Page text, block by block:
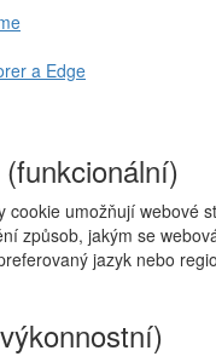
a Edge
cookie umožňují webové
způsob, jakým se
jazyk nebo